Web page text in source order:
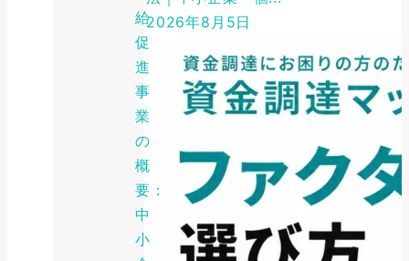
給
促
進
事
業
の
概
要：
中
小
2026年8月5日